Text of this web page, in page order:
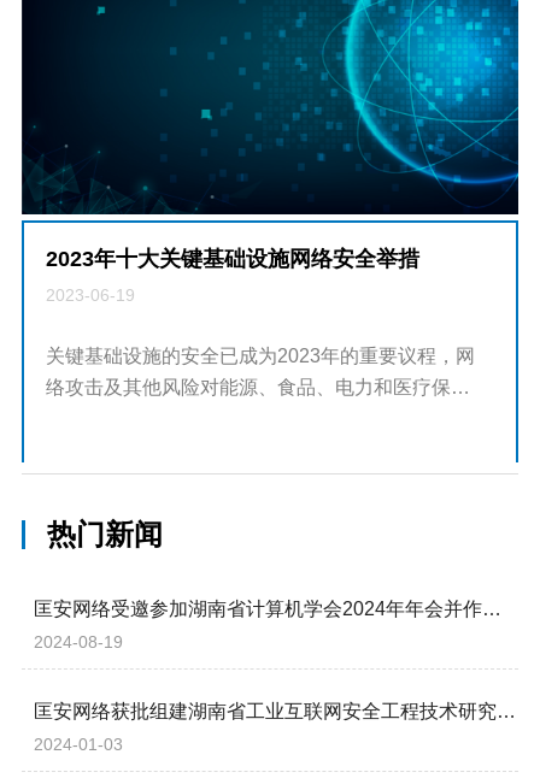
2023年十大关键基础设施网络安全举措
2023-06-19
关键基础设施的安全已成为2023年的重要议程，网
络攻击及其他风险对能源、食品、电力和医疗保健
了英美关键国家基础设施（CN...
热门新闻
匡安网络受邀参加湖南省计算机学会2024年年会并作专题报告
2024-08-19
匡安网络获批组建湖南省工业互联网安全工程技术研究中心
2024-01-03